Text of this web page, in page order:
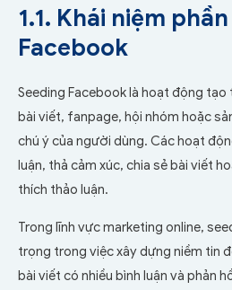
1.1. Khái niệm
Facebook
Seeding Facebook là hoạt động
bài viết, fanpage, hội nhóm hoặc
chú ý của người dùng. Các hoạt
luận, thả cảm xúc, chia sẻ bài viết
thích thảo luận.
Trong lĩnh vực marketing online,
trọng trong việc xây dựng niềm tin
bài viết có nhiều bình luận và phản